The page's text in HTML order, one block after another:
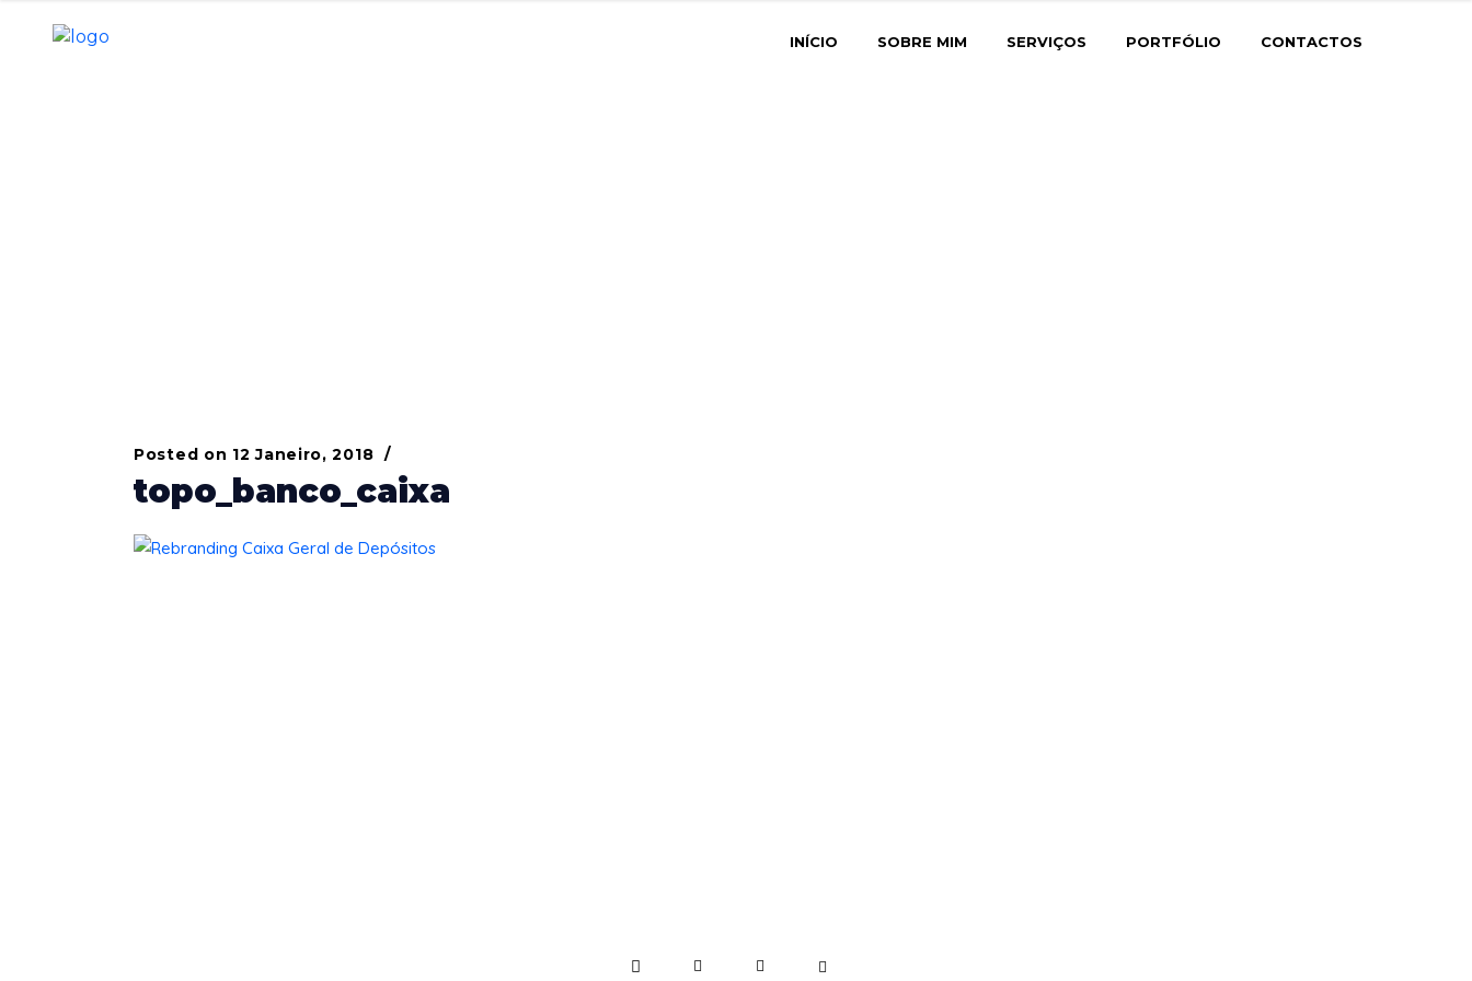
INÍCIO SOBRE MIM SERVIÇOS PORTFÓLIO CONTACTOS
Posted on 12 Janeiro, 2018
topo_banco_caixa